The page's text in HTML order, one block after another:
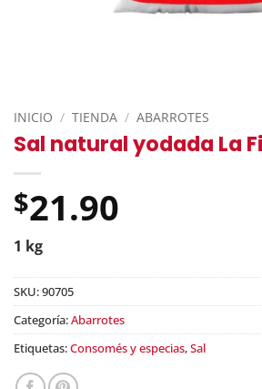
INICIO / TIENDA / ABARROTES
Sal natural yodada La
$21.90
1 kg
SKU:90705
Categoría:Abarrotes
Etiquetas:Consomés y especias,Sal